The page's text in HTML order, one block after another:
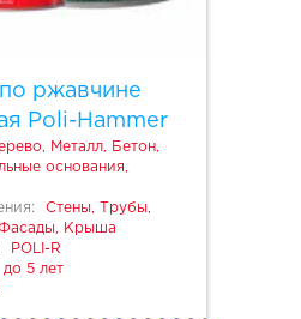
ржавчине
Poli-Hammer
Металл, Бетон,
основания,
Стены, Трубы,
Крыша
POLI-R
до 5 лет